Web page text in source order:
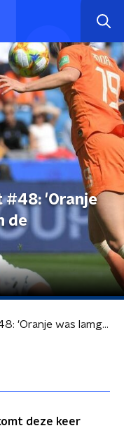
#48: 'Oranje
de
NOS Voetbalpodcast #48: 'Oranje was lamgeslagen van de spanning'
deze keer